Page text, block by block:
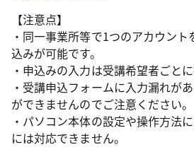
【注意点】
・同一事業所等で1つのアカウン
込みが可能です。
・申込みの入力は受講希望者ごと
・受講申込フォームに入力漏れが
ができませんのでご注意ください。
・パソコン本体の設定や操作方法
には対応できません。